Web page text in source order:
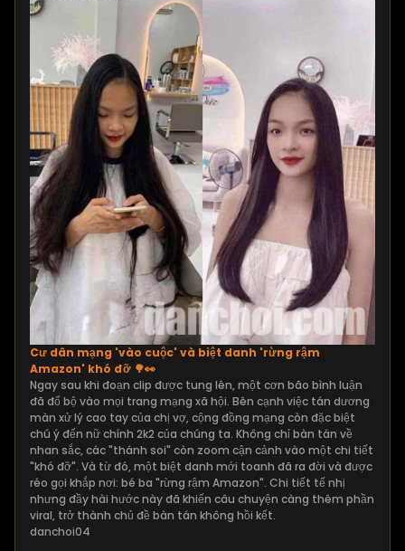
Cư dân mạng 'vào cuộc' và biệt danh 'rừng rậm
Amazon' khó đỡ 🌳👀
Ngay sau khi đoạn clip được tung lên, một cơn bão bình luận
đã đổ bộ vào mọi trang mạng xã hội. Bên cạnh việc tán dương
màn xử lý cao tay của chị vợ, cộng đồng mạng còn đặc biệt
chú ý đến nữ chính 2k2 của chúng ta. Không chỉ bàn tán về
nhan sắc, các "thánh soi" còn zoom cận cảnh vào một chi tiết
"khó đỡ". Và từ đó, một biệt danh mới toanh đã ra đời và được
réo gọi khắp nơi: bé ba "rừng rậm Amazon". Chi tiết tế nhị
nhưng đầy hài hước này đã khiến câu chuyện càng thêm phần
viral, trở thành chủ đề bàn tán không hồi kết.
danchoi04